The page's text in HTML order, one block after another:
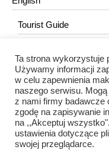
Tourist Guide
KONTAKT
Redakcja
Ta strona wykorzystuje
Używamy informacji
w celu zapewnienia
naszego serwisu.
z nami firmy badawcze
zgodę na zapisywanie
na ,,Akceptuj
ustawienia dotyczące
swojej przeglądarce.